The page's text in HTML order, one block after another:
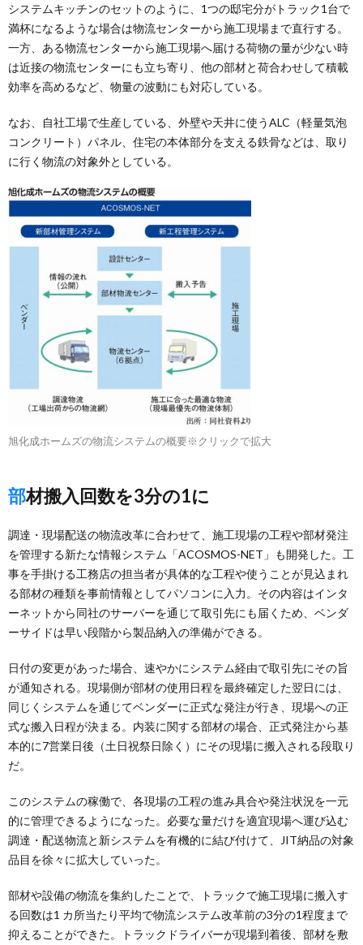
システムキッチンのセットのように、1つの邸宅分がトラック1台で
満杯になるような場合は物流センターから施工現場まで直行する。
一方、ある物流センターから施工現場へ届ける荷物の量が少ない時
は近接の物流センターにも立ち寄り、他の部材と荷合わせして積載
効率を高めるなど、物量の波動にも対応している。
なお、自社工場で生産している、外壁や天井に使うALC（軽量気泡
コンクリート）パネル、住宅の本体部分を支える鉄骨などは、取り
に行く物流の対象外としている。
旭化成ホームズの物流システムの概要※クリックで拡大
部材搬入回数を3分の1に
調達・現場配送の物流改革に合わせて、施工現場の工程や部材発注
を管理する新たな情報システム「ACOSMOS-NET」も開発した。工
事を手掛ける工務店の担当者が具体的な工程や使うことが見込まれ
る部材の種類を事前情報としてパソコンに入力。その内容はインタ
ーネットから同社のサーバーを通じて取引先にも届くため、ベンダ
ーサイドは早い段階から製品納入の準備ができる。
日付の変更があった場合、速やかにシステム経由で取引先にその旨
が通知される。現場側が部材の使用日程を最終確定した翌日には、
同じくシステムを通じてベンダーに正式な発注が行き、現場への正
式な搬入日程が決まる。内装に関する部材の場合、正式発注から基
本的に7営業日後（土日祝祭日除く）にその現場に搬入される段取り
だ。
このシステムの稼働で、各現場の工程の進み具合や発注状況を一元
的に管理できるようになった。必要な量だけを適宜現場へ運び込む
調達・配送物流と新システムを有機的に結び付けて、JIT納品の対象
品目を徐々に拡大していった。
部材や設備の物流を集約したことで、トラックで施工現場に搬入す
る回数は1 カ所当たり平均で物流システム改革前の3分の1程度まで
抑えることができた。トラックドライバーが現場到着後、部材を敷